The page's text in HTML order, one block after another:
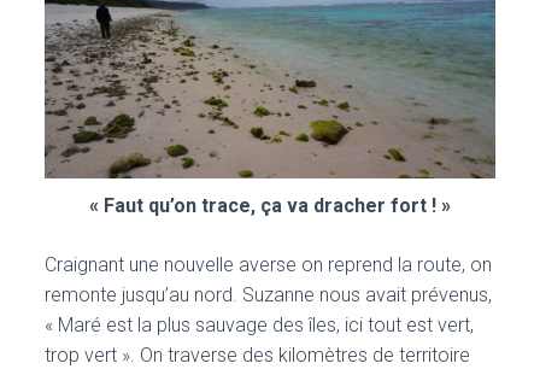
« Faut qu’on trace, ça va dracher fort ! »
Craignant une nouvelle averse on reprend la route, on
remonte jusqu’au nord. Suzanne nous avait prévenus,
« Maré est la plus sauvage des îles, ici tout est vert,
trop vert ». On traverse des kilomètres de territoire